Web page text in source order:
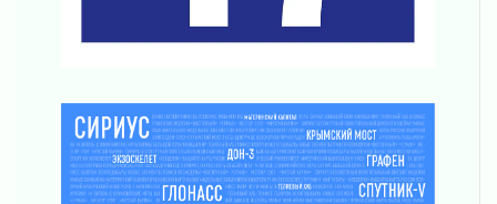
Ленобласть повышает производительность
труда в ЖКХ
03 августа 2026
Ладожский мост полностью закроют на два
часа
03 августа 2026